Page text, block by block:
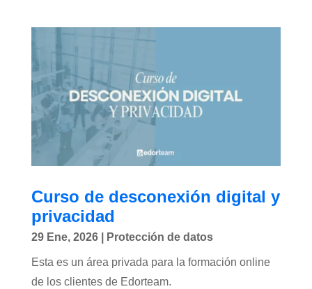
Curso de desconexión digital y
privacidad
29 Ene, 2026| Protección de datos
Esta es un área privada para la formación online
de los clientes de Edorteam.